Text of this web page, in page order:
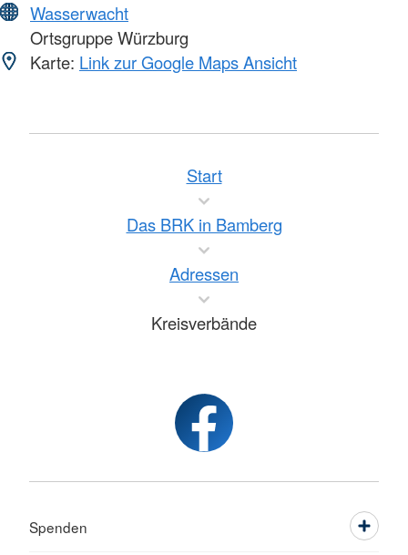
Wasserwacht
Ortsgruppe Würzburg
Karte: Link zur Google Maps Ansicht
Start
Das BRK in Bamberg
Adressen
Kreisverbände
Spenden